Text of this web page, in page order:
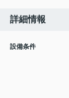
詳細情報
設備条件